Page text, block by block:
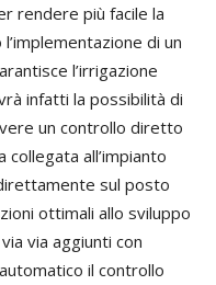
rendere più facile la
di un
l’irrigazione
infatti la possibilità di
un controllo diretto
all’impianto
sul posto
ottimali allo sviluppo
via aggiunti con
il controllo